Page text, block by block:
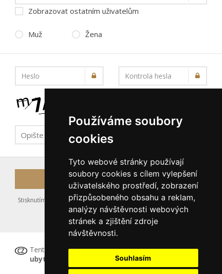
Používáme soubory
cookies
Tyto webové stránky používají
soubory cookies s cílem vylepšení
uživatelského prostředí, zobrazení
přizpůsobeného obsahu a reklam,
analýzy návštěvnosti webových
stránek a zjištění zdroje
návštěvnosti.
Souhlasím
Zobrazovat ostatním uživatelům
Muž Žena
Heslo Kontrola hesla
Registrovat
Stisknutím tlačítka Registrovat souhlasíte s uložením výše zadaných
údajů do databáze serveru, viz podmínky
nakládání s osobními údaji.
Tento formulářnení určen pro registraci
ubytovacího zařízení
, tu proveďte prosím